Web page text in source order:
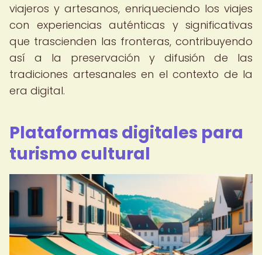
viajeros y artesanos, enriqueciendo los viajes
con experiencias auténticas y significativas
que trascienden las fronteras, contribuyendo
así a la preservación y difusión de las
tradiciones artesanales en el contexto de la
era digital.
Plataformas digitales para
turismo cultural